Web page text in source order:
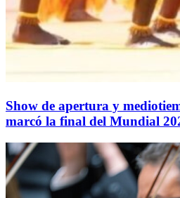
Show de apertura y
marcó la final del Mundial